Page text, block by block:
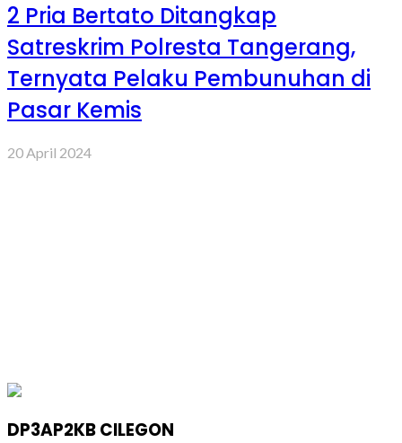
2 Pria Bertato Ditangkap
Satreskrim Polresta Tangerang,
Ternyata Pelaku Pembunuhan di
Pasar Kemis
20 April 2024
DP3AP2KB CILEGON